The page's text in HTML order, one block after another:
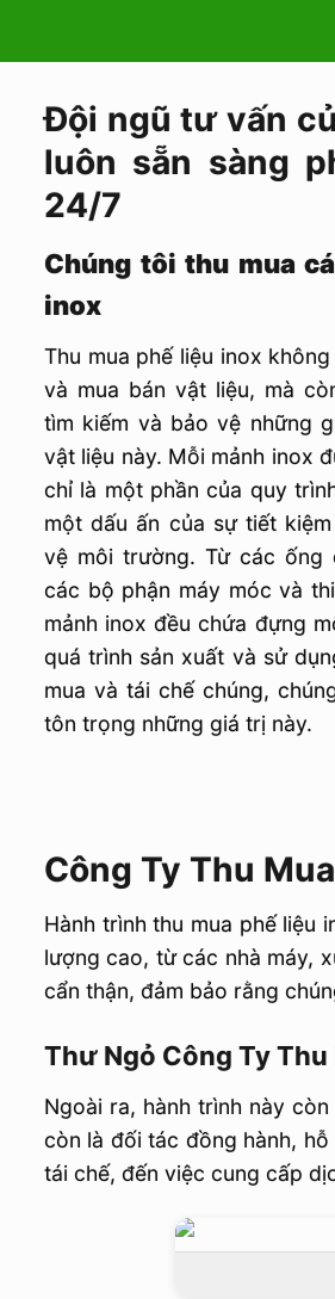
Đội ngũ tư vấn
luôn sẵn sàng
24/7
Chúng tôi thu mua
inox
Thu mua phế liệu inox
và mua bán vật liệu, mà
tìm kiếm và bảo vệ những
vật liệu này. Mỗi mảnh inox
chỉ là một phần của quy
một dấu ấn của sự tiết
vệ môi trường. Từ các ống
các bộ phận máy móc và
mảnh inox đều chứa đựng
quá trình sản xuất và sử
mua và tái chế chúng,
tôn trọng những giá trị này.
Công Ty Thu
Hành trình thu mua phế liệu
lượng cao, từ các nhà máy,
cẩn thận, đảm bảo rằng
Thư Ngỏ Công Ty Thu
Ngoài ra, hành trình này
còn là đối tác đồng hành,
tái chế, đến việc cung cấp